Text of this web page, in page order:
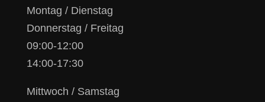
Montag / Dienstag
Donnerstag / Freitag
09:00-12:00
14:00-17:30
Mittwoch / Samstag